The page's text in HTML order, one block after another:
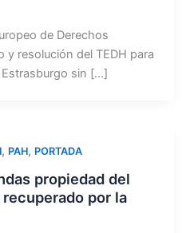
de Derechos
y resolución del TEDH para
sin […]
, PAH, PORTADA
propiedad del
por la